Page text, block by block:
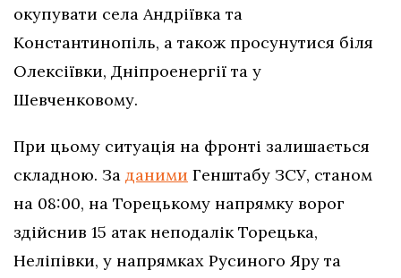
окупувати села Андріївка та
Константинопіль, а також просунутися біля
Олексіївки, Дніпроенергії та у
Шевченковому.
При цьому ситуація на фронті залишається
складною. За даними Генштабу ЗСУ, станом
на 08:00, на Торецькому напрямку ворог
здійснив 15 атак неподалік Торецька,
Неліпівки, у напрямках Русиного Яру та